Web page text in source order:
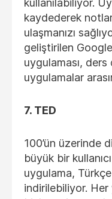
kullanılabiliyor.
kaydederek
ulaşmanızı
geliştirilen
uygulaması, ders
uygulamalar
7. TED
100’ün üzerinde
büyük bir
uygulama,
indirilebiliyor. Her